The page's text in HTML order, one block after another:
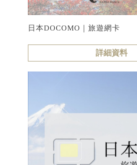
日本DOCOMO｜旅遊網卡
詳細資料